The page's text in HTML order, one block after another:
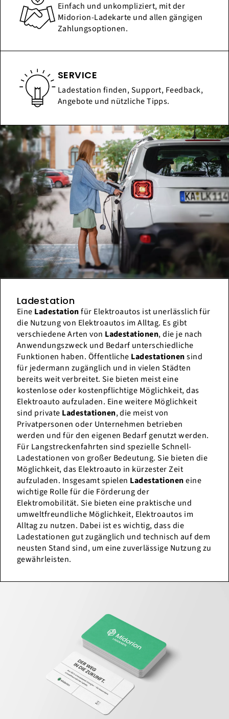
Einfach und unkompliziert, mit der
Midorion-Ladekarte und allen gängigen
Zahlungsoptionen.
SERVICE
Ladestation finden, Support, Feedback,
Angebote und nützliche Tipps.
Ladestation
Eine Ladestationfür Elektroautos ist unerlässlich für
die Nutzung von Elektroautos im Alltag. Es gibt
verschiedene Arten von Ladestationen, die je nach
Anwendungszweck und Bedarf unterschiedliche
Funktionen haben. Öffentliche Ladestationensind
für jedermann zugänglich und in vielen Städten
bereits weit verbreitet. Sie bieten meist eine
kostenlose oder kostenpflichtige Möglichkeit, das
Elektroauto aufzuladen. Eine weitere Möglichkeit
sind private Ladestationen, die meist von
Privatpersonen oder Unternehmen betrieben
werden und für den eigenen Bedarf genutzt werden.
Für Langstreckenfahrten sind spezielle Schnell-
Ladestationen von großer Bedeutung. Sie bieten die
Möglichkeit, das Elektroauto in kürzester Zeit
aufzuladen. Insgesamt spielen Ladestationeneine
wichtige Rolle für die Förderung der
Elektromobilität. Sie bieten eine praktische und
umweltfreundliche Möglichkeit, Elektroautos im
Alltag zu nutzen. Dabei ist es wichtig, dass die
Ladestationen gut zugänglich und technisch auf dem
neusten Stand sind, um eine zuverlässige Nutzung zu
gewährleisten.